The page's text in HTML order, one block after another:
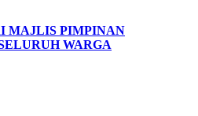
MAJLIS PIMPINAN
WARGA